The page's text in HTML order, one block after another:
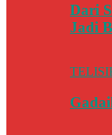
Dari
Jadi